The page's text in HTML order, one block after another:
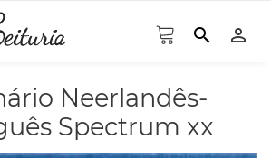
search person_outline
Neerlandês-
Spectrum xx